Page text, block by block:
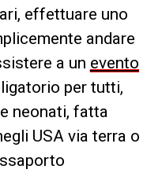
effettuare uno
andare
a un evento
per tutti,
neonati, fatta
USA via terra o